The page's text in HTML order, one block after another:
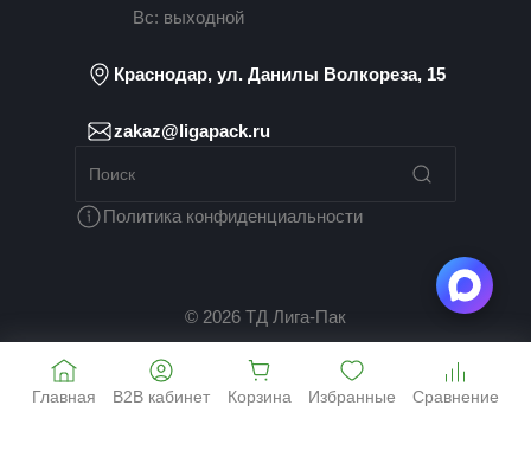
Вс: выходной
Краснодар, ул. Данилы Волкореза, 15
zakaz@ligapack.ru
Политика конфиденциальности
© 2026 ТД Лига-Пак
Главная B2B кабинет Корзина Избранные Сравнение